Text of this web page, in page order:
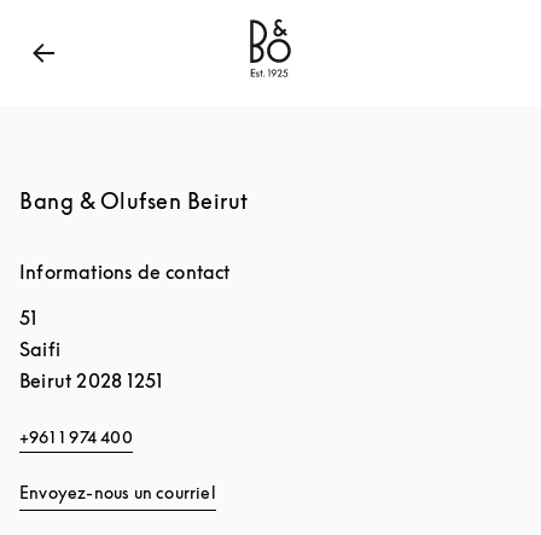
Bang & Olufsen - Exist to Create
Bang & Olufsen Beirut
Informations de contact
51
Saifi
Beirut 2028 1251
+961 1 974 400
Envoyez-nous un courriel